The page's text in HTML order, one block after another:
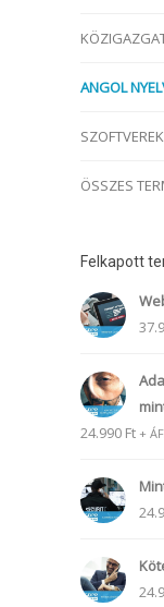
ANGOL
SZOFTVEREK
ÖSSZES
Felkapott
24.990 Ft +